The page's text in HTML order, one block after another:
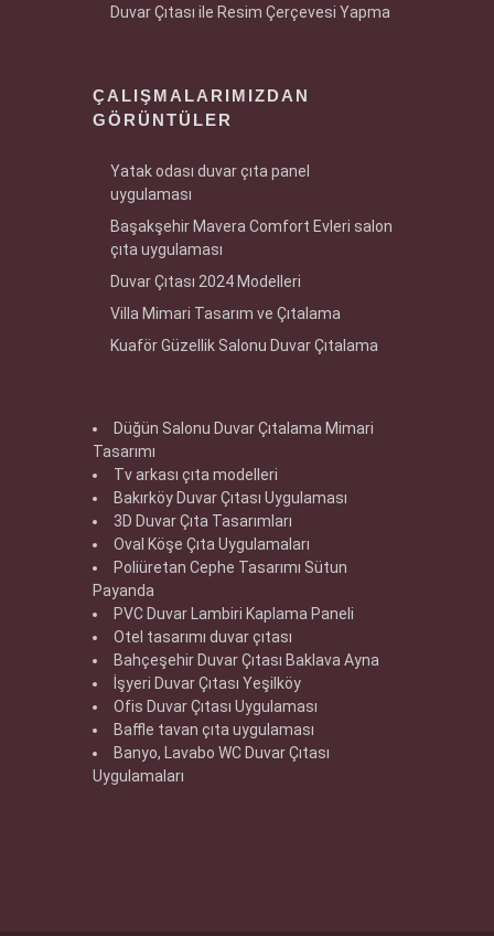
Duvar Çıtası ile Resim Çerçevesi Yapma
ÇALIŞMALARIMIZDAN
GÖRÜNTÜLER
Yatak odası duvar çıta panel
uygulaması
Başakşehir Mavera Comfort Evleri salon
çıta uygulaması
Duvar Çıtası 2024 Modelleri
Villa Mimari Tasarım ve Çıtalama
Kuaför Güzellik Salonu Duvar Çıtalama
Düğün Salonu Duvar Çıtalama Mimari
Tasarımı
Tv arkası çıta modelleri
Bakırköy Duvar Çıtası Uygulaması
3D Duvar Çıta Tasarımları
Oval Köşe Çıta Uygulamaları
Poliüretan Cephe Tasarımı Sütun
Payanda
PVC Duvar Lambiri Kaplama Paneli
Otel tasarımı duvar çıtası
Bahçeşehir Duvar Çıtası Baklava Ayna
İşyeri Duvar Çıtası Yeşilköy
Ofis Duvar Çıtası Uygulaması
Baffle tavan çıta uygulaması
Banyo, Lavabo WC Duvar Çıtası
Uygulamaları